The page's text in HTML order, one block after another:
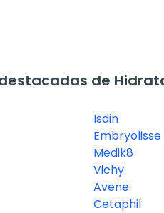
de
Isdin
Embryolisse
Medik8
Vichy
Avene
Cetaphil